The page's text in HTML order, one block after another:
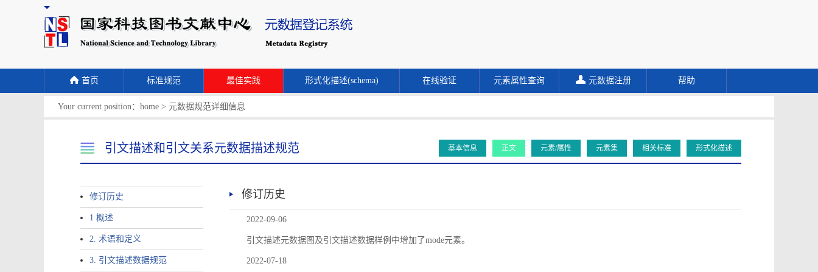
首页 标准规范 最佳实践 形式化描述(schema) 在线验证 元素属性查询 元数据注册 帮助
Your current position： home > 元数据规范详细信息
引文描述和引文关系元数据描述规范 基本信息 正文 元素/属性 元素集 相关标准 形式化描述
修订历史
1 概述
2. 术语和定义
3. 引文描述数据规范
修订历史
2022-09-06
引文描述元数据图及引文描述数据样例中增加了mode元素。
2022-07-18